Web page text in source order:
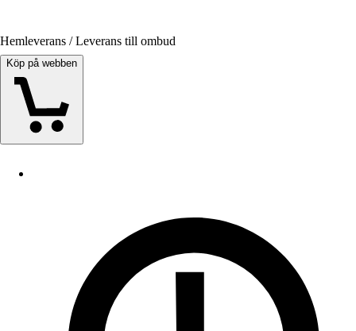
Hemleverans / Leverans till ombud
Köp på webben